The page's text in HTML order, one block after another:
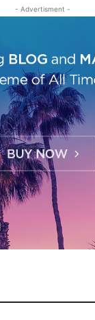
- Advertisment -